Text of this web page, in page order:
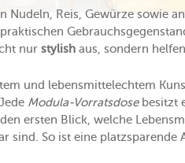
Reis, Gewürze sowie
nur stylish aus, sondern
und lebensmittelechtem
Modula-Vorratsdosebesitzt
ersten Blick, welche
sind. So ist eine